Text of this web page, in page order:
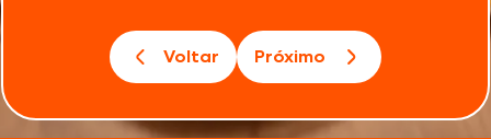
Voltar Próximo